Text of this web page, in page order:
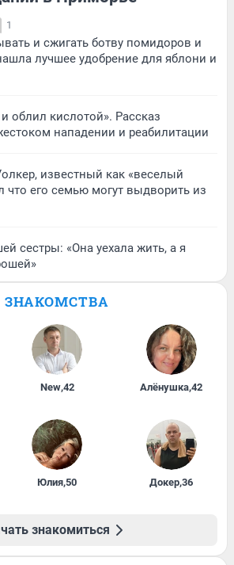
1
и сжигать ботву помидоров и
лучшее удобрение для яблони и
облил кислотой». Рассказ
нападении и реабилитации
известный как «веселый
что его семью могут выдворить из
сестры: «Она уехала жить, а я
ЗНАКОМСТВА
New,42 Алёнушка,42
Юлия,50 Докер,36
знакомиться